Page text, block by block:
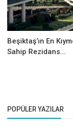
Beşiktaş’ın En
Sahip Rezidans...
POPÜLER YAZILAR